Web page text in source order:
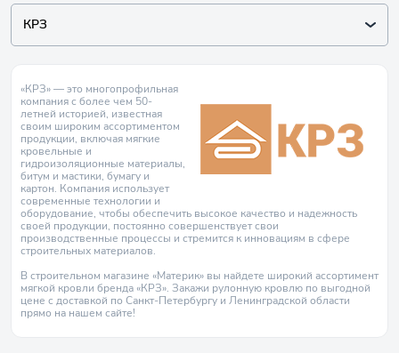
КРЗ
«КРЗ» — это многопрофильная
компания с более чем 50-
летней историей, известная
своим широким ассортиментом
продукции, включая мягкие
кровельные и
гидроизоляционные материалы,
битум и мастики, бумагу и
картон. Компания использует
современные технологии и
оборудование, чтобы обеспечить высокое качество и надежность
своей продукции, постоянно совершенствует свои
производственные процессы и стремится к инновациям в сфере
строительных материалов.
В строительном магазине «Материк» вы найдете широкий ассортимент
мягкой кровли бренда «КРЗ». Закажи рулонную кровлю по выгодной
цене с доставкой по Санкт-Петербургу и Ленинградской области
прямо на нашем сайте!